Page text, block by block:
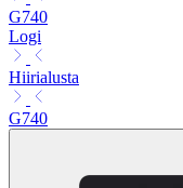
G740
Logi
Hiirialusta
G740